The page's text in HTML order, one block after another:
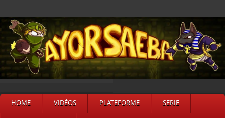
HOME VIDÉOS PLATEFORME SERIE